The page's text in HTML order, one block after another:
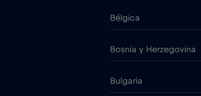
Bélgica
Bosnia y Herzegovina
Bulgaria